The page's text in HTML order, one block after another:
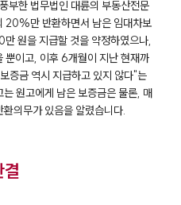
례
무사례
최신동향
보
부한 법무법인 대륜의 부동산전문
20%만 반환하면서 남은 임대차보
원을 지급할 것을 약정하였으나,
뿐이고, 이후 6개월이 지난 현재까
증금 역시 지급하고 있지 않다"는
원고에게 남은 보증금은 물론, 매
의무가 있음을 알렸습니다.